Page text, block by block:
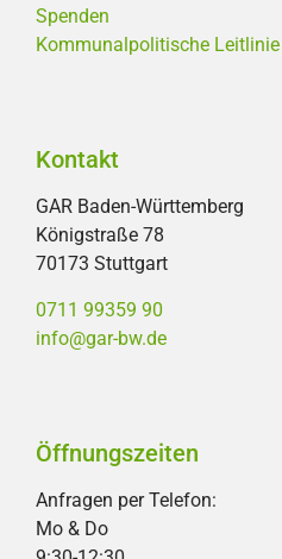
Spenden
Kommunalpolitische Leitlinie
Kontakt
GAR Baden-Württemberg
Königstraße 78
70173 Stuttgart
0711 99359 90
info@gar-bw.de
Öffnungszeiten
Anfragen per Telefon:
Mo & Do